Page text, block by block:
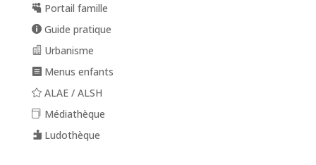
Portail famille
Guide pratique
Urbanisme
Menus enfants
ALAE / ALSH
Médiathèque
Ludothèque